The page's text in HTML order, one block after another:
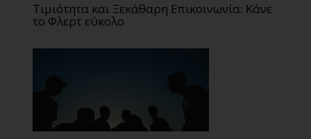
Τιμιότητα και Ξεκάθαρη Επικοινωνία: Κάνε
το Φλερτ εύκολο